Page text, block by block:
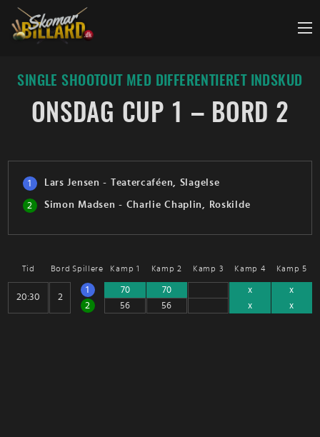
Fortsæt
indhold
SINGLE SHOOTOUT MED DIFFERENTIERET INDSKUD
ONSDAG CUP 1 – BORD 2
1
Lars Jensen - Teatercaféen, Slagelse
2
Simon Madsen - Charlie Chaplin, Roskilde
Tid Bord Spillere Kamp 1 Kamp 2 Kamp 3 Kamp 4 Kamp 5
1
2